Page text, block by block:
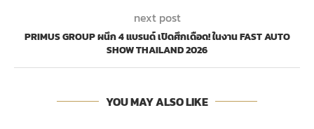
next post
PRIMUS GROUP ผนึก 4 แบรนด์ เปิดศึกเดือด! ในงาน FAST AUTO
SHOW THAILAND 2026
YOU MAY ALSO LIKE